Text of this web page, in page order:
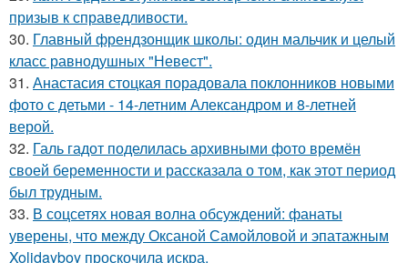
призыв к справедливости.
30. Главный френдзонщик школы: один мальчик и целый
класс равнодушных "Невест".
31. Анастасия стоцкая порадовала поклонников новыми
фото с детьми - 14-летним Александром и 8-летней
верой.
32. Галь гадот поделилась архивными фото времён
своей беременности и рассказала о том, как этот период
был трудным.
33. В соцсетях новая волна обсуждений: фанаты
уверены, что между Оксаной Самойловой и эпатажным
Xolidayboy проскочила искра.